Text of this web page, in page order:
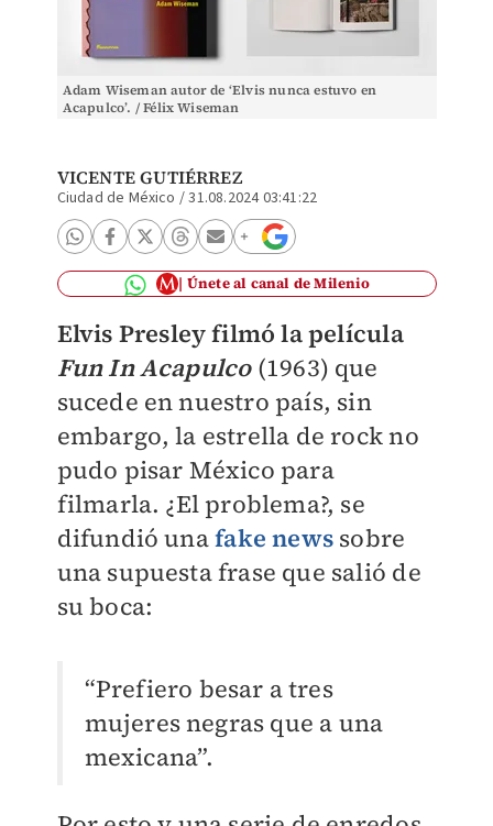
Adam Wiseman autor de ‘Elvis nunca estuvo en
Acapulco’. / Félix Wiseman
VICENTE GUTIÉRREZ
Ciudad de México /31.08.2024 03:41:22
Únete al canal de Milenio
Elvis Presley filmó la película
Fun In Acapulco(1963) que
sucede en nuestro país, sin
embargo, la estrella de rock no
pudo pisar México para
filmarla. ¿El problema?, se
difundió unafake newssobre
una supuesta frase que salió de
su boca:
“Prefiero besar a tres
mujeres negras que a una
mexicana”.